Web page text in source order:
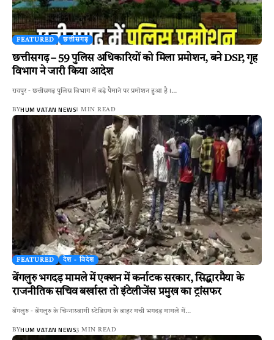
FEATURED छत्तीसगढ़
छत्तीसगढ़ – 59 पुलिस अधिकारियों को मिला प्रमोशन, बने DSP, गृह
विभाग ने जारी किया आदेश
रायपुर - छत्तीसगढ़ पुलिस विभाग में बड़े पैमाने पर प्रमोशन हुआ है।…
BYHUM VATAN NEWS1 MIN READ
FEATURED देश - विदेश
बेंगलुरु भगदड़ मामले में एक्‍शन में कर्नाटक सरकार, सिद्धारमैया के
राजनीतिक सचिव बर्खास्‍त तो इंटेलीजेंस प्रमुख का ट्रांसफर
बेंगलुरु - बेंगलुरु के चिन्‍नास्‍वामी स्‍टेडियम के बाहर मची भगदड़ मामले में…
BYHUM VATAN NEWS3 MIN READ